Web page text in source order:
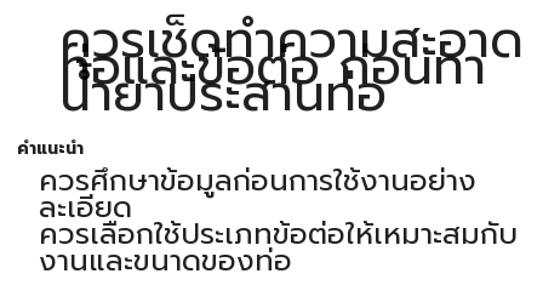
ควรเช็ดทำความสะอาด
ท่อและข้อต่อ ก่อนทา
น้ำยาประสานท่อ
คำแนะนำ
ควรศึกษาข้อมูลก่อนการใช้งานอย่าง
ละเอียด
ควรเลือกใช้ประเภทข้อต่อให้เหมาะสมกับ
งานและขนาดของท่อ